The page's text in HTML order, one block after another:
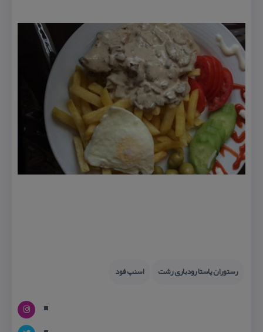
رستوران پاستا رودباری رشت اسنپ فود